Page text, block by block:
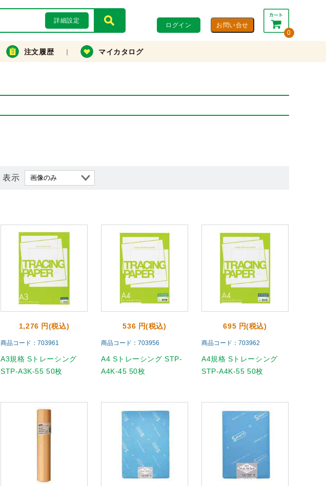
詳細設定
ログイン
0
合計： 0円
カートを見る・注文する
注文履歴 マイカタログ
表示
1,276 円(税込)
商品コード：703961
A3規格 Sトレーシング
STP-A3K-55 50枚
536 円(税込)
商品コード：703956
A4 Sトレーシング STP-
A4K-45 50枚
695 円(税込)
商品コード：703962
A4規格 Sトレーシング
STP-A4K-55 50枚